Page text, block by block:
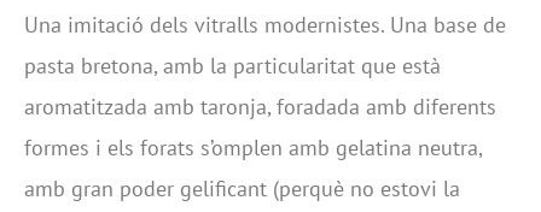
Una imitació dels vitralls modernistes. Una base de
pasta bretona, amb la particularitat que està
aromatitzada amb taronja, foradada amb diferents
formes i els forats s’omplen amb gelatina neutra,
amb gran poder gelificant (perquè no estovi la